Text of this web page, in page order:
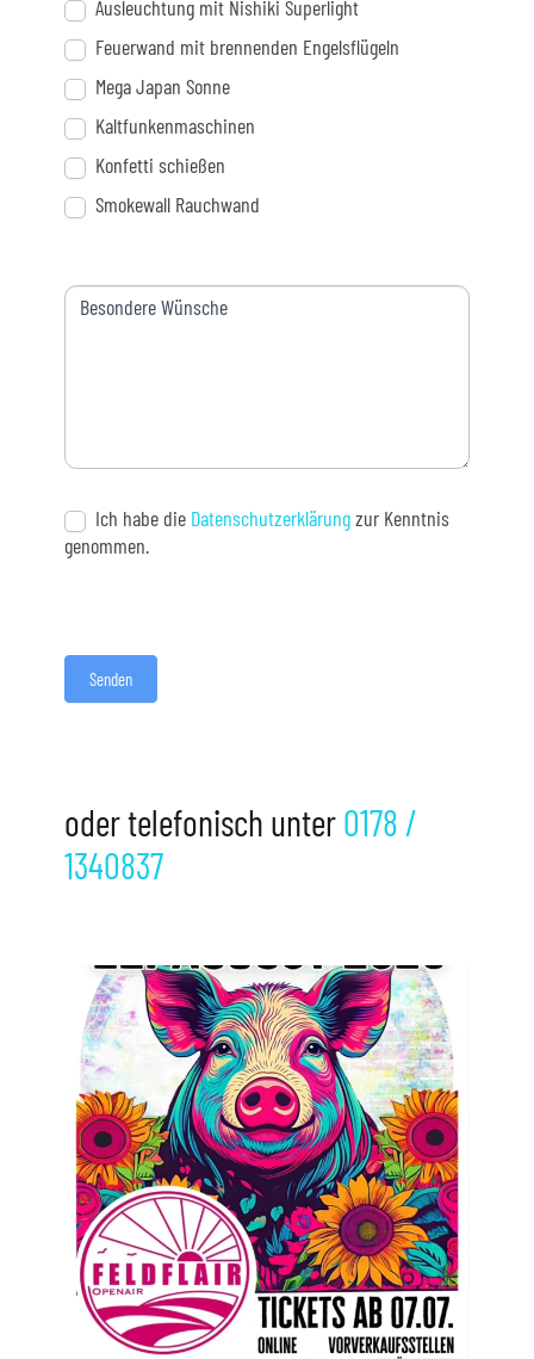
Ausleuchtung mit Nishiki Superlight
Feuerwand mit brennenden Engelsflügeln
Mega Japan Sonne
Kaltfunkenmaschinen
Konfetti schießen
Smokewall Rauchwand
Besondere Wünsche
Ich habe die Datenschutzerklärungzur Kenntnis
genommen.
Senden
oder telefonisch unter0178 /
1340837